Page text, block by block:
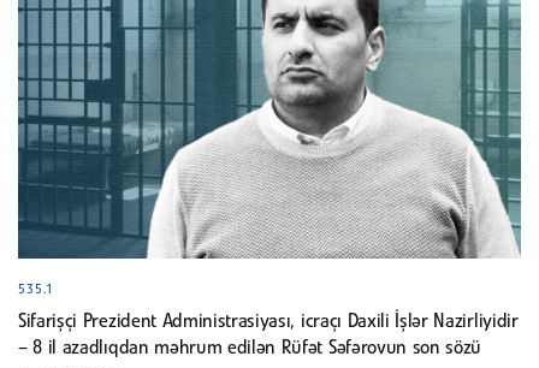
535.1
Sifarişçi Prezident Administrasiyası, icraçı Daxili İşlər Nazirliyidir
– 8 il azadlıqdan məhrum edilən Rüfət Səfərovun son sözü